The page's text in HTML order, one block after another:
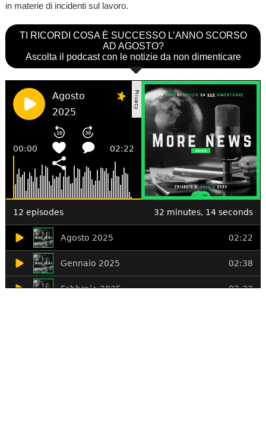
in materie di incidenti sul lavoro.
TI RICORDI COSA È SUCCESSO L’ANNO SCORSO
AD AGOSTO?
Ascolta il podcast con le notizie da non dimenticare